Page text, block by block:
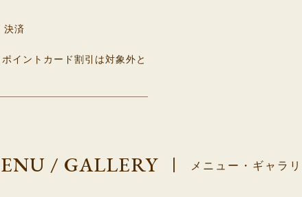
決済
イントカード割引は対象外と
/ GALLERY | メニュー・ギャラ